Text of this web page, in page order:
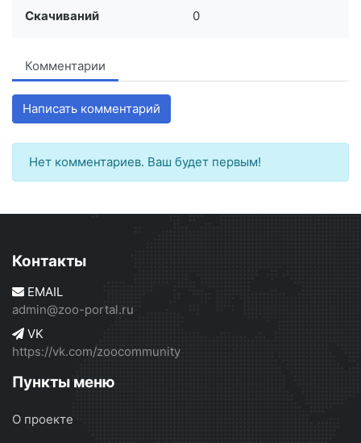
Скачиваний
0
Комментарии
Написать комментарий
Нет комментариев. Ваш будет первым!
Контакты
EMAIL
admin@zoo-portal.ru
VK
https://vk.com/zoocommunity
Пункты меню
О проекте